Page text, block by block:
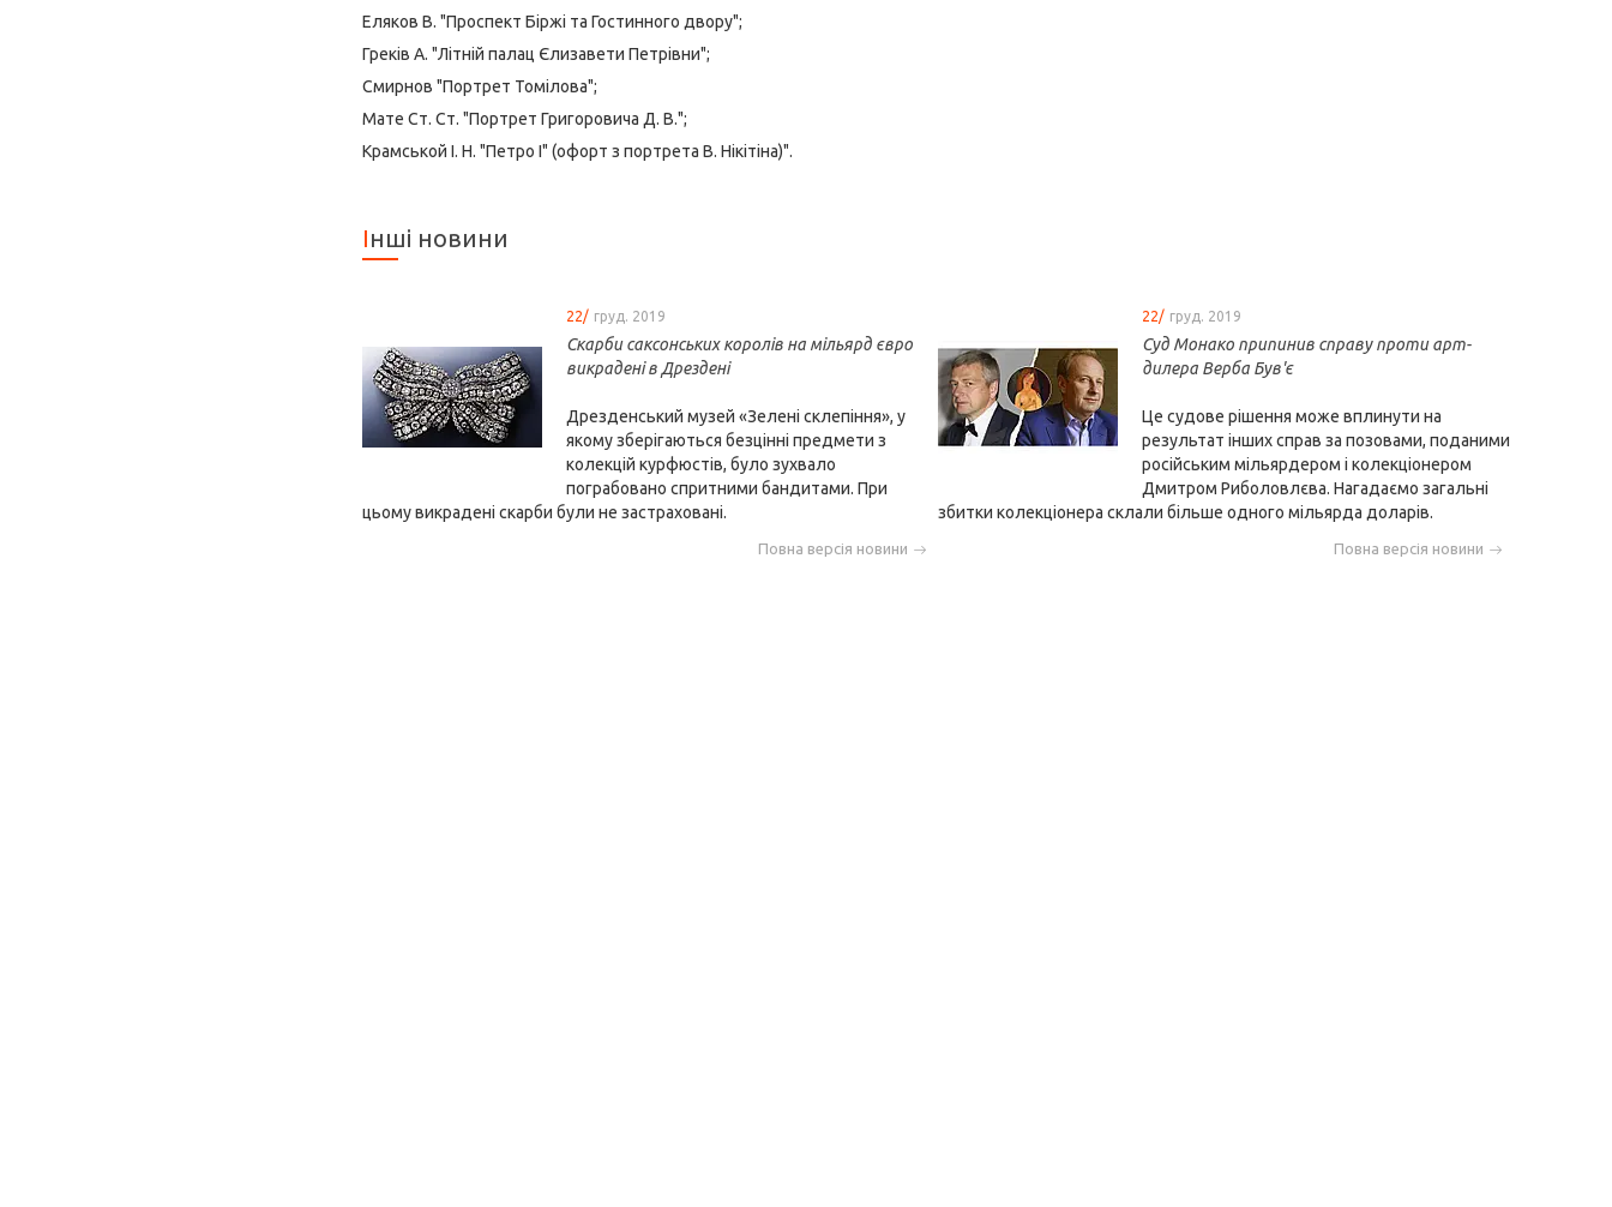
Еляков В. "Проспект Біржі та Гостинного двору";
Греків А. "Літній палац Єлизавети Петрівни";
Смирнов "Портрет Томілова";
Мате Ст. Ст. "Портрет Григоровича Д. В.";
Крамськой І. Н. "Петро I" (офорт з портрета В. Нікітіна)".
Інші новини
22/ груд. 2019
Скарби саксонських королів на мільярд євро
викрадені в Дрездені
Дрезденський музей «Зелені склепіння», у
якому зберігаються безцінні предмети з
колекцій курфюстів, було зухвало
пограбовано спритними бандитами. При
цьому викрадені скарби були не застраховані.
Повна версія новини
22/ груд. 2019
Суд Монако припинив справу проти арт-
дилера Верба Був'є
Це судове рішення може вплинути на
результат інших справ за позовами, поданими
російським мільярдером і колекціонером
Дмитром Риболовлєва. Нагадаємо загальні
збитки колекціонера склали більше одного мільярда доларів.
Повна версія новини